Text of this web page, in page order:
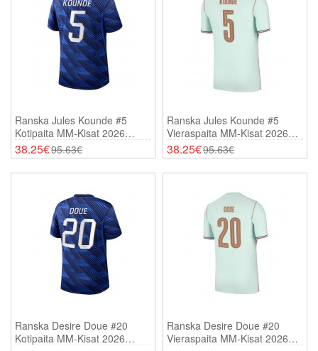
Ranska Jules Kounde #5
Kotipaita MM-Kisat 2026
Lyhythihainen
38.25€95.63€
Ranska Jules Kounde #5
Vieraspaita MM-Kisat 2026
Lyhythihainen
38.25€95.63€
Ranska Desire Doue #20
Kotipaita MM-Kisat 2026
Ranska Desire Doue #20
Vieraspaita MM-Kisat 2026